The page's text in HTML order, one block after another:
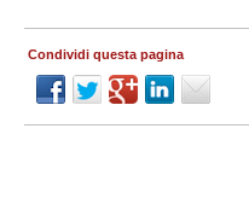
Condividi questa pagina